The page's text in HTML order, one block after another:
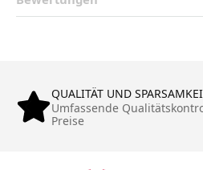
QUALITÄT UND
Umfassende
Preise